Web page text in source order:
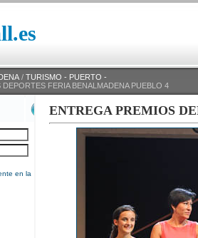
/ TURISMO - PUERTO -
FERIA BENALMADENA PUEBLO 4
en la
ENTREGA PREMIOS